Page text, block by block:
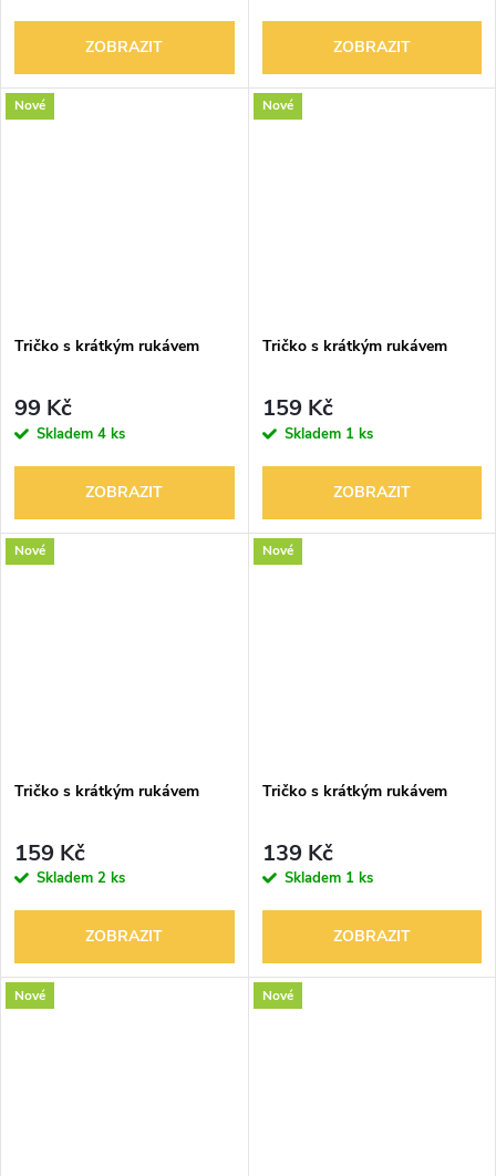
ZOBRAZIT ZOBRAZIT
Nové
Tričko s krátkým rukávem
99 Kč
Skladem 4 ks
ZOBRAZIT
Nové
Tričko s krátkým rukávem
159 Kč
Skladem 1 ks
ZOBRAZIT
Nové
Tričko s krátkým rukávem
159 Kč
Skladem 2 ks
ZOBRAZIT
Nové
Tričko s krátkým rukávem
139 Kč
Skladem 1 ks
ZOBRAZIT
Nové Nové